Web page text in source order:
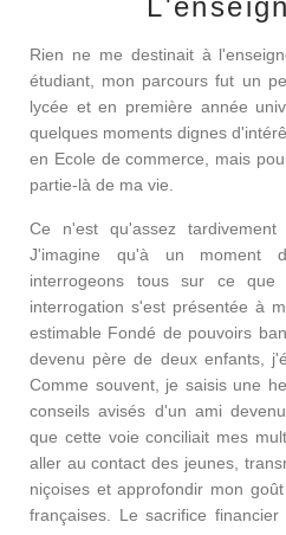
Rien ne me destinait à
étudiant, mon parcours fut un
lycée et en première année
quelques moments dignes
en Ecole de commerce, mais
partie-là de ma vie.
Ce n'est qu'assez
J'imagine qu'à un moment
interrogeons tous sur ce que
interrogation s'est présentée à
estimable Fondé de pouvoirs
devenu père de deux enfants,
Comme souvent, je saisis une
conseils avisés d'un ami
que cette voie conciliait mes
aller au contact des jeunes,
niçoises et approfondir mon
françaises. Le sacrifice